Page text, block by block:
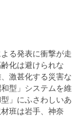
る発表に衝撃が走
化は避けられな
激甚化する災害な
型」システムを維
」にふさわしいあ
班は岩手、神奈